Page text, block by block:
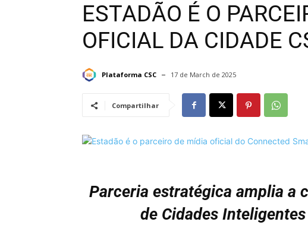
ESTADÃO É O
OFICIAL DA CIDADE
Plataforma CSC 17 de March de 2025
Compartilhar
Parceria estratégica amplia a
de Cidades